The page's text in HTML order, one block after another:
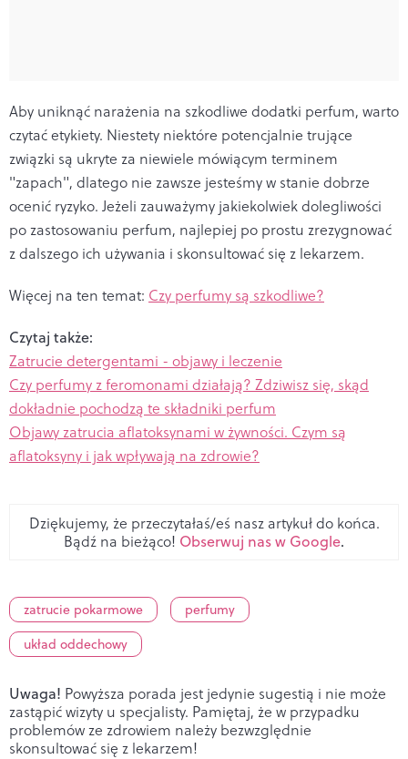
Aby uniknąć narażenia na szkodliwe dodatki perfum, warto
czytać etykiety. Niestety niektóre potencjalnie trujące
związki są ukryte za niewiele mówiącym terminem
"zapach", dlatego nie zawsze jesteśmy w stanie dobrze
ocenić ryzyko. Jeżeli zauważymy jakiekolwiek dolegliwości
po zastosowaniu perfum, najlepiej po prostu zrezygnować
z dalszego ich używania i skonsultować się z lekarzem.
Więcej na ten temat: Czy perfumy są szkodliwe?
Czytaj także:
Zatrucie detergentami - objawy i leczenie
Czy perfumy z feromonami działają? Zdziwisz się, skąd
dokładnie pochodzą te składniki perfum
Objawy zatrucia aflatoksynami w żywności. Czym są
aflatoksyny i jak wpływają na zdrowie?
Dziękujemy, że przeczytałaś/eś nasz artykuł do końca.
Bądź na bieżąco! Obserwuj nas w Google.
zatrucie pokarmowe
perfumy
układ oddechowy
Uwaga! Powyższa porada jest jedynie sugestią i nie może
zastąpić wizyty u specjalisty. Pamiętaj, że w przypadku
problemów ze zdrowiem należy bezwzględnie
skonsultować się z lekarzem!